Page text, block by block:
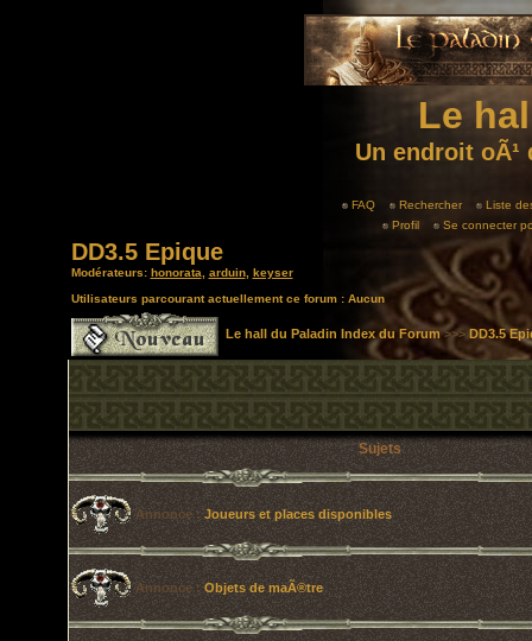
Le
Un endroit
FAQ Rechercher
Liste
Profil
Se connecter
DD3.5 Epique
Modérateurs: honorata arduin, keyser
Utilisateurs parcourant actuellement ce forum : Aucun
Le hall du Paladin Index du Forum>>> DD3.5
Sujets
Annonce : Joueurs et places disponibles
Annonce : Objets de maÃ®tre